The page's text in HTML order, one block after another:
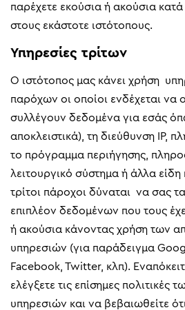
παρέχετε εκούσια ή ακούσια
στους εκάστοτε ιστότοπους.
Υπηρεσίες τρίτων
Ο ιστότοπος μας κάνει χρήση
παρόχων οι οποίοι ενδέχεται να
συλλέγουν δεδομένα για εσάς
αποκλειστικά), τη διεύθυνση IP,
το πρόγραμμα περιήγησης,
λειτουργικό σύστημα ή άλλα
τρίτοι πάροχοι δύναται να σας
επιπλέον δεδομένων που τους
ή ακούσια κάνοντας χρήση των
υπηρεσιών (για παράδειγμα
Facebook, Twitter, κλπ).
ελέγξετε τις επίσημες πολιτικές
υπηρεσιών και να βεβαιωθείτε